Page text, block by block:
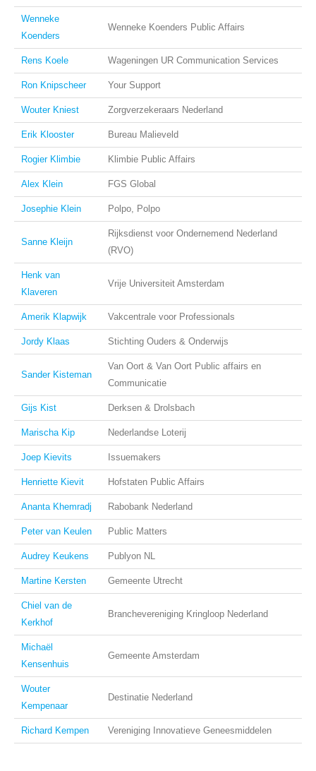
Wenneke
Koenders
Wenneke Koenders Public Affairs
Rens Koele Wageningen UR Communication Services
Ron Knipscheer Your Support
Wouter Kniest Zorgverzekeraars Nederland
Erik Klooster Bureau Malieveld
Rogier Klimbie Klimbie Public Affairs
Alex Klein FGS Global
Josephie Klein Polpo, Polpo
Sanne Kleijn
Rijksdienst voor Ondernemend Nederland
(RVO)
Henk van
Klaveren
Vrije Universiteit Amsterdam
Amerik Klapwijk Vakcentrale voor Professionals
Jordy Klaas Stichting Ouders & Onderwijs
Sander Kisteman
Van Oort & Van Oort Public affairs en
Communicatie
Gijs Kist Derksen & Drolsbach
Marischa Kip Nederlandse Loterij
Joep Kievits Issuemakers
Henriette Kievit Hofstaten Public Affairs
Ananta Khemradj Rabobank Nederland
Peter van Keulen Public Matters
Audrey Keukens Publyon NL
Martine Kersten Gemeente Utrecht
Chiel van de
Kerkhof
Branchevereniging Kringloop Nederland
Michaël
Kensenhuis
Gemeente Amsterdam
Wouter
Kempenaar
Destinatie Nederland
Richard Kempen Vereniging Innovatieve Geneesmiddelen